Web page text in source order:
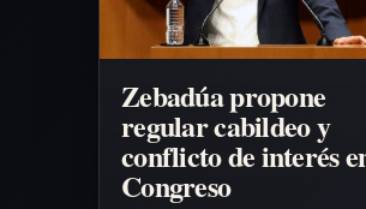
Zebadúa propone
regular cabildeo y
conflicto de interés
Congreso